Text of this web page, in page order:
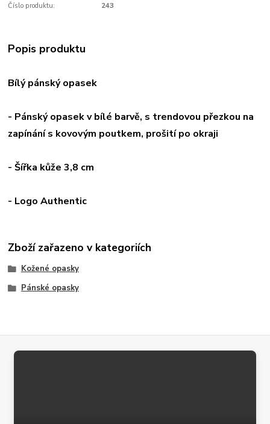
Číslo produktu: 243
Popis produktu
Bílý pánský opasek
- Pánský opasek v bílé barvě, s trendovou přezkou na
zapínání s kovovým poutkem, prošití po okraji
- Šířka kůže 3,8 cm
- Logo Authentic
Zboží zařazeno v kategoriích
Kožené opasky
Pánské opasky